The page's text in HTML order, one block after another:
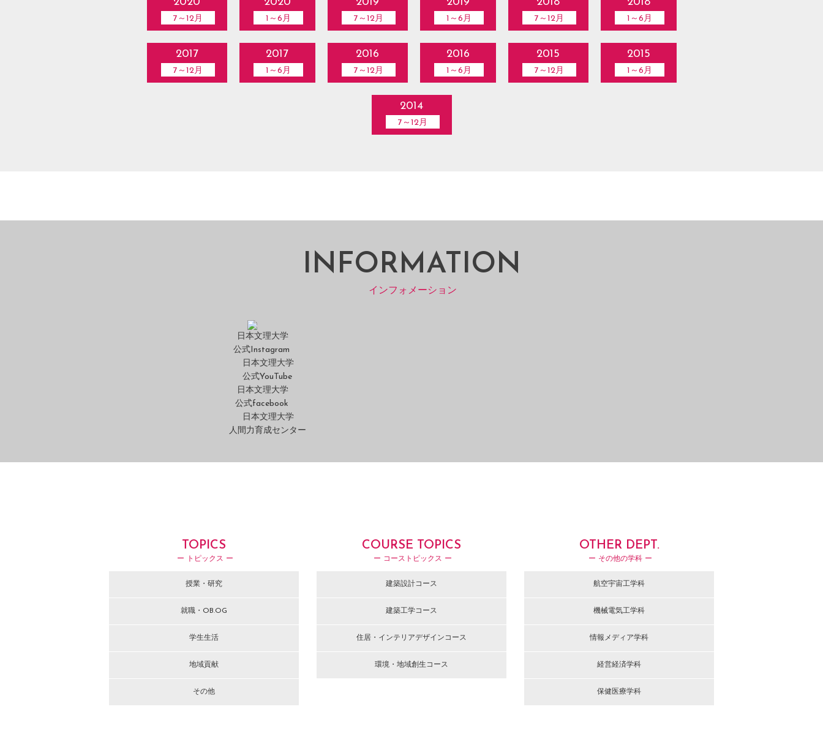
7～12月 1～6月 7～12月 1～6月 7～12月 1～6月
2017
7～12月
2017
1～6月
2016
7～12月
2016
1～6月
2015
7～12月
2015
1～6月
2014
7～12月
INFORMATION
インフォメーション
日本文理大学
公式Instagram
日本文理大学
公式YouTube
日本文理大学
公式facebook
日本文理大学
人間力育成センター
TOPICS
ー トピックス ー
授業・研究
就職・OB.OG
学生生活
地域貢献
その他
COURSE TOPICS
ー コーストピックス ー
建築設計コース
建築工学コース
住居・インテリアデザインコース
環境・地域創生コース
OTHER DEPT.
ー その他の学科 ー
航空宇宙工学科
機械電気工学科
情報メディア学科
経営経済学科
保健医療学科